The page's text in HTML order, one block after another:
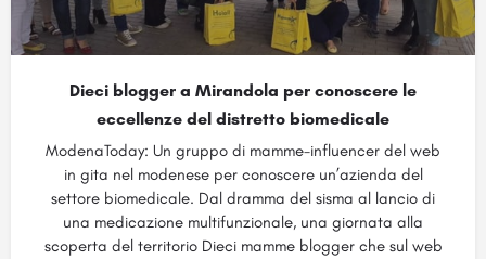
Dieci blogger a Mirandola per conoscere le
eccellenze del distretto biomedicale
ModenaToday: Un gruppo di mamme-influencer del web
in gita nel modenese per conoscere un’azienda del
settore biomedicale. Dal dramma del sisma al lancio di
una medicazione multifunzionale, una giornata alla
scoperta del territorio Dieci mamme blogger che sul web